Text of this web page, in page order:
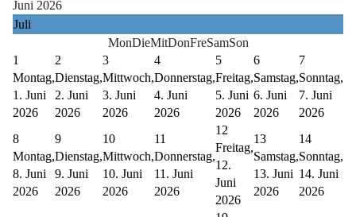
Juni 2026
Juli
MonDieMitDonFreSamSon
1
Montag,
1. Juni
2026
2
Dienstag,
2. Juni
2026
3
Mittwoch,
3. Juni
2026
4
Donnerstag,
4. Juni
2026
5
Freitag,
5. Juni
2026
6
Samstag,
6. Juni
2026
7
Sonntag,
7. Juni
2026
8
Montag,
8. Juni
2026
9
Dienstag,
9. Juni
2026
10
Mittwoch,
10. Juni
2026
11
Donnerstag,
11. Juni
2026
12
Freitag,
12.
Juni
2026
13
Samstag,
13. Juni
2026
14
Sonntag,
14. Juni
2026